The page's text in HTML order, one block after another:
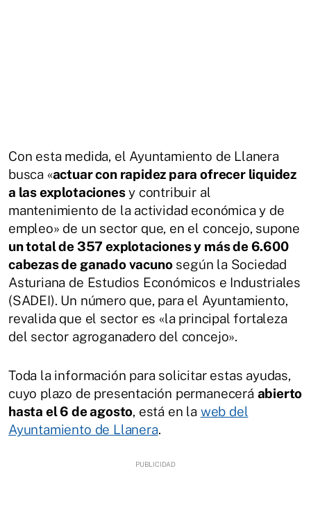
Con esta medida, el Ayuntamiento de Llanera
busca «actuar con rapidez para ofrecer liquidez
a las explotacionesy contribuir al
mantenimiento de la actividad económica y de
empleo» de un sector que, en el concejo, supone
un total de 357 explotaciones y más de 6.600
cabezas de ganado vacunosegún la Sociedad
Asturiana de Estudios Económicos e Industriales
(SADEI). Un número que, para el Ayuntamiento,
revalida que el sector es «la principal fortaleza
del sector agroganadero del concejo».
Toda la información para solicitar estas ayudas,
cuyo plazo de presentación permanecerá abierto
hasta el 6 de agosto, está en la web del
Ayuntamiento de Llanera.